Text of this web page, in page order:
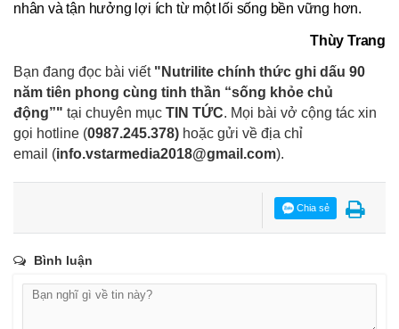
nhân và tận hưởng lợi ích từ một lối sống bền vững hơn.
Thùy Trang
Bạn đang đọc bài viết "Nutrilite chính thức ghi dấu 90
năm tiên phong cùng tinh thần “sống khỏe chủ
động”" tại chuyên mục TIN TỨC. Mọi bài vở cộng tác xin
gọi hotline (0987.245.378) hoặc gửi về địa chỉ
email (info.vstarmedia2018@gmail.com).
Chia sẻ
Bình luận